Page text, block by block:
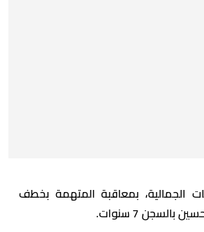
الجمالية، بمعاقبة المتهمة بخطف
7 سنوات.